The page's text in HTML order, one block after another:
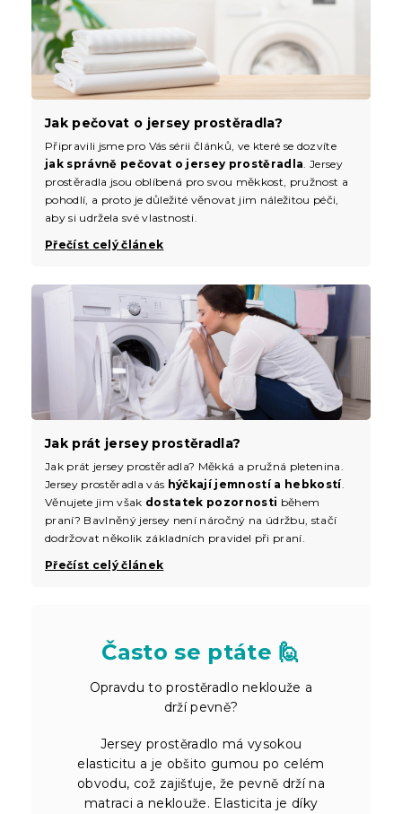
Jak prát jersey prostěradla?
Jak prát jersey prostěradla? Měkká a pružná pletenina.
Jersey prostěradla vás hýčkají jemností a hebkostí.
Věnujete jim však dostatek pozornosti během
praní? Bavlněný jersey není náročný na údržbu, stačí
dodržovat několik základních pravidel při praní.
Přečíst celý článek
Jak pečovat o jersey prostěradla?
Připravili jsme pro Vás sérii článků, ve které se dozvíte
jak správně pečovat o jersey prostěradla . Jersey
prostěradla jsou oblíbená pro svou měkkost, pružnost a
pohodlí, a proto je důležité věnovat jim náležitou péči,
aby si udržela své vlastnosti.
Přečíst celý článek
Často se ptáte 🙋
Opravdu to prostěradlo neklouže a
drží pevně?
Jersey prostěradlo má vysokou
elasticitu a je obšito gumou po celém
obvodu, což zajišťuje, že pevně drží na
matraci a neklouže. Elasticita je díky